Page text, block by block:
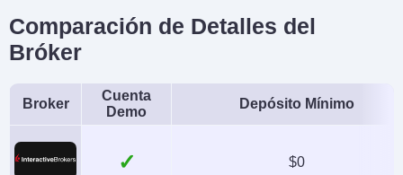
Comparación de Detalles del
Bróker
Broker
Cuenta
Demo
Depósito Mínimo
✓ $0